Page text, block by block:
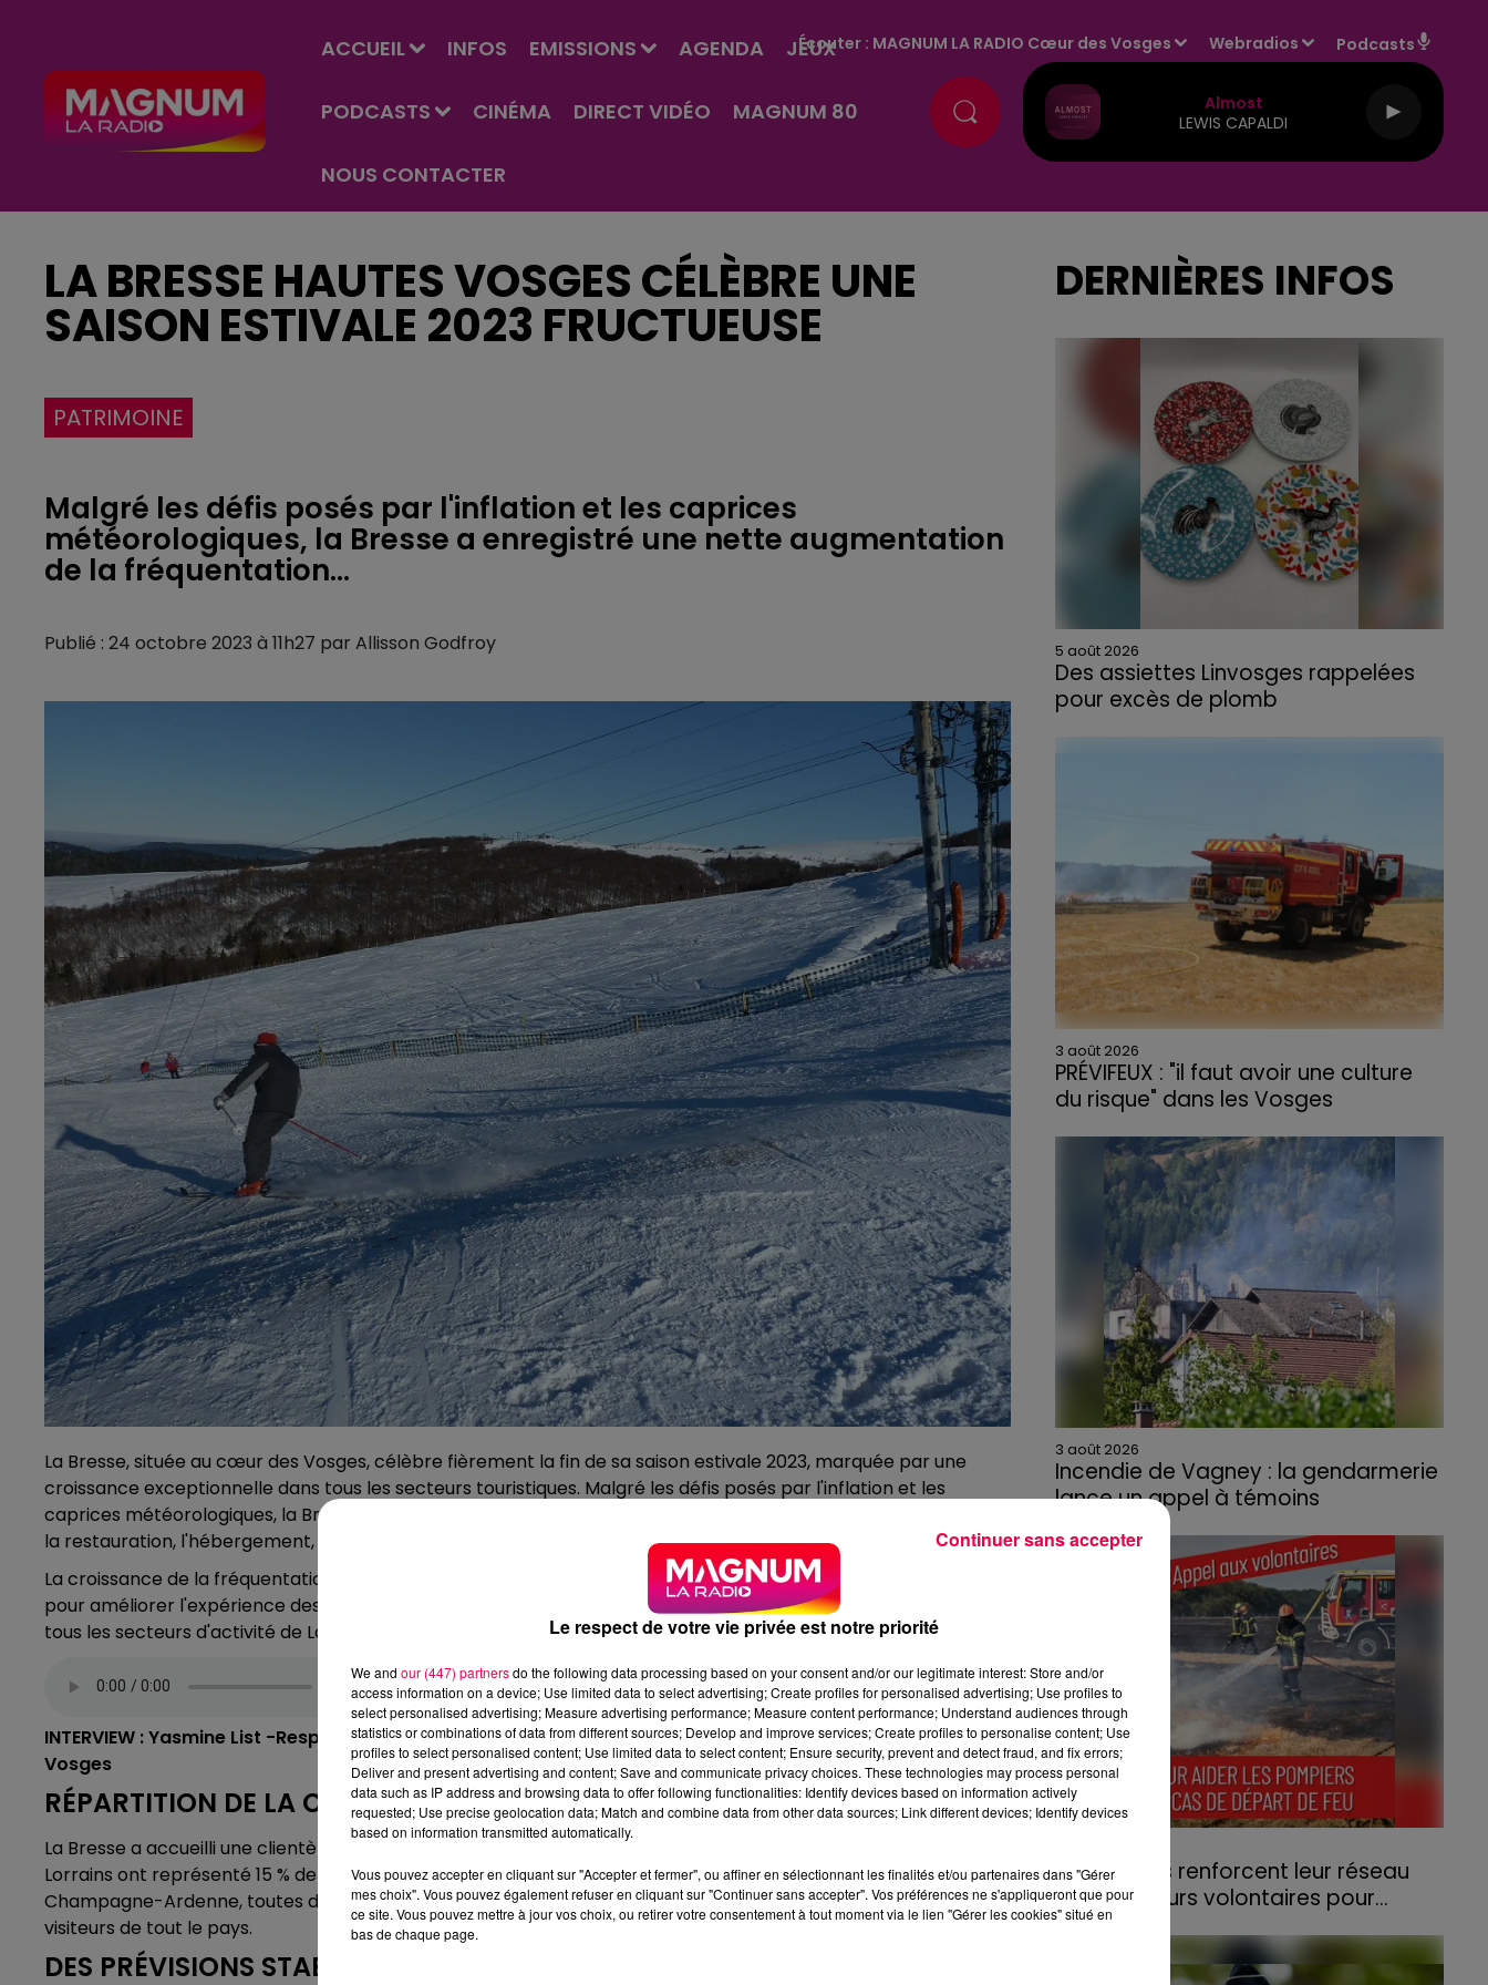
ACCUEIL INFOS EMISSIONS AGENDA JEUX
PODCASTS CINÉMA DIRECT VIDÉO MAGNUM 80
NOUS CONTACTER
Écouter : MAGNUM LA RADIO Cœur des Vosges Webradios Podcasts
Almost
LEWIS CAPALDI
LA BRESSE HAUTES VOSGES CÉLÈBRE UNE
SAISON ESTIVALE 2023 FRUCTUEUSE
PATRIMOINE
Malgré les défis posés par l'inflation et les caprices
météorologiques, la Bresse a enregistré une nette augmentation
de la fréquentation…
Publié : 24 octobre 2023 à 11h27 par Allisson Godfroy
La Bresse, située au cœur des Vosges, célèbre fièrement la fin de sa saison estivale 2023, marquée par une
croissance exceptionnelle dans tous les secteurs touristiques. Malgré les défis posés par l'inflation et les
caprices météorologiques, la Bresse a enregistré une nette augmentation de la fréquentation, que ce soit dans
la restauration, l'hébergement, les activités sportives ou les sites culturels.
La croissance de la fréquentation est le fruit du travail acharné des acteurs locaux, qui travaillent sans relâche
pour améliorer l'expérience des visiteurs tout au long de l'année. Cette saison estivale a été l'occasion pour
tous les secteurs d'activité de La Bresse de se démarquer...
INTERVIEW : Yasmine List -Responsable marketing de l’office de tourisme de la Bresse, Haute
Vosges
RÉPARTITION DE LA CLIENTÈLE FRANÇAISE
La Bresse a accueilli une clientèle diversifiée, avec des visiteurs venant de différentes régions françaises. Les
Lorrains ont représenté 15 % de la clientèle, suivis de près par l'Ile-de-France avec 14 %, la Picardie et la
Champagne-Ardenne, toutes deux à 13 %. Cette répartition témoigne de l'attrait de La Bresse auprès des
visiteurs de tout le pays.
DES PRÉVISIONS STABLES POUR L'AUTOMNE 2023
DERNIÈRES INFOS
5 août 2026
Des assiettes Linvosges rappelées
pour excès de plomb
3 août 2026
PRÉVIFEUX : "il faut avoir une culture
du risque" dans les Vosges
3 août 2026
Incendie de Vagney : la gendarmerie
lance un appel à témoins
Le feu, parti d'une haie avant de se propager
au quartier résidentiel, avait détruit deux
habitations et contraint à l'évacuation d'une
centaine de personnes.
Les Vosges renforcent leur réseau
d'agriculteurs volontaires pour...
Face à la sécheresse et aux risques de
départs de feu, la Chambre d'agriculture
des Vosges a lancé un appel aux
Le respect de votre vie privée est notre priorité
We and our (447) partnersdo the following data processing based on your consent and/or our legitimate interest: Store and/or
access information on a device; Use limited data to select advertising; Create profiles for personalised advertising; Use profiles to
select personalised advertising; Measure advertising performance; Measure content performance; Understand audiences through
statistics or combinations of data from different sources; Develop and improve services; Create profiles to personalise content; Use
profiles to select personalised content; Use limited data to select content; Ensure security, prevent and detect fraud, and fix errors;
Deliver and present advertising and content; Save and communicate privacy choices. These technologies may process personal
data such as IP address and browsing data to offer following functionalities: Identify devices based on information actively
requested; Use precise geolocation data; Match and combine data from other data sources; Link different devices; Identify devices
based on information transmitted automatically.
Vous pouvez accepter en cliquant sur "Accepter et fermer", ou affiner en sélectionnant les finalités et/ou partenaires dans "Gérer
mes choix". Vous pouvez également refuser en cliquant sur "Continuer sans accepter". Vos préférences ne s'appliqueront que pour
ce site. Vous pouvez mettre à jour vos choix, ou retirer votre consentement à tout moment via le lien "Gérer les cookies" situé en
bas de chaque page.
Continuer sans accepter